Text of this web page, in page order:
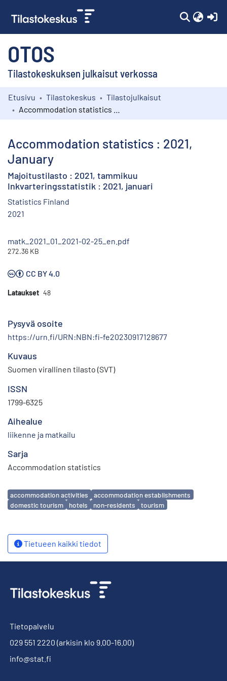
OTOS
Tilastokeskuksen julkaisut verkossa
Kokoelmat
Etusivu Tilastokeskus
Tilastojulkaisut
Accommodation statistics : 2021,
January
Majoitustilasto : 2021, tammikuu
Inkvarteringsstatistik : 2021, januari
Statistics Finland
2021
matk_2021_01_2021-02-25_en.pdf
272.36 KB
CC BY 4.0
Lataukset 48
Pysyvä osoite
https://urn.fi/URN:NBN:fi-fe20230917128677
Kuvaus
Suomen virallinen tilasto (SVT)
ISSN
1799-6325
Aihealue
liikenne ja matkailu
Sarja
Accommodation statistics
Avainsanat
accommodation activities
accommodation establishments
domestic tourism
hotels non-residents tourism
Tietueen kaikki tiedot
Tietopalvelu
029 551 2220 (arkisin klo 9.00-16.00)
info@stat.fi